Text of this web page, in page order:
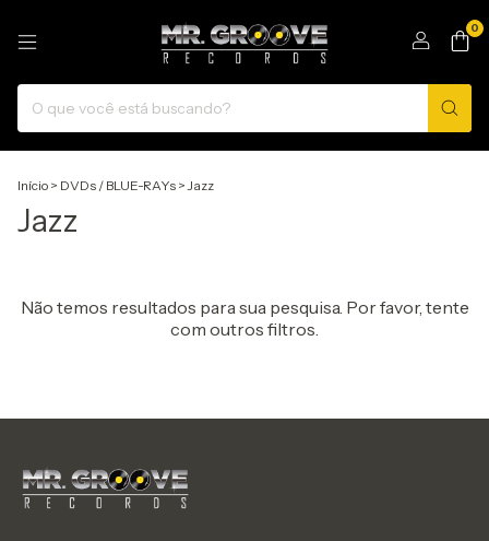
0
Início > DVDs / BLUE-RAYs > Jazz
Jazz
Não temos resultados para sua pesquisa. Por favor, tente
com outros filtros.